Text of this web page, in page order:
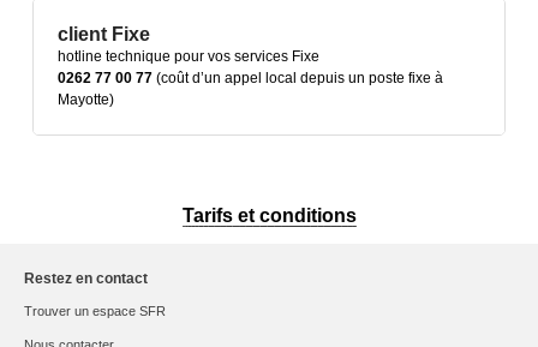
client Fixe
hotline technique pour vos services Fixe
0262 77 00 77(coût d’un appel local depuis un poste fixe à
Mayotte)
Tarifs et conditions
Restez en contact
Trouver un espace SFR